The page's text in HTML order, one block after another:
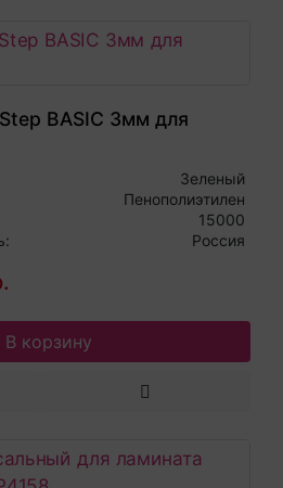
BASIC 3мм для
Зеленый
Пенополиэтилен
15000
Россия
В корзину